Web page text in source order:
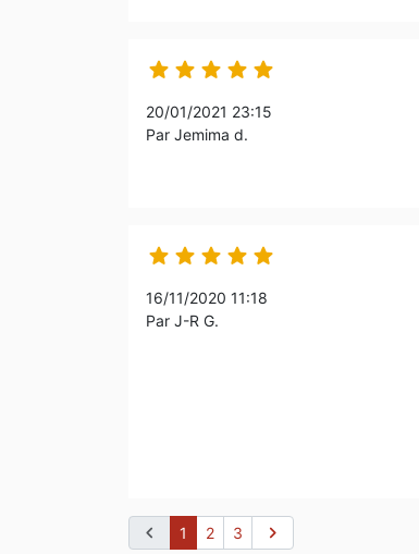
    
20/01/2021 23:15
Par Jemima d.
    
16/11/2020 11:18
Par J-R G.
chevron_left 1 2 3 chevron_right